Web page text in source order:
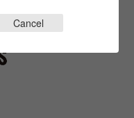
Cancel